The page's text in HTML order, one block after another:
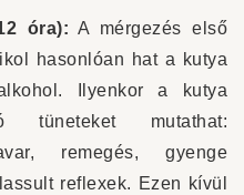
óra): A mérgezés első
hasonlóan hat a kutya
Ilyenkor a kutya
tüneteket mutathat:
remegés, gyenge
reflexek. Ezen kívül